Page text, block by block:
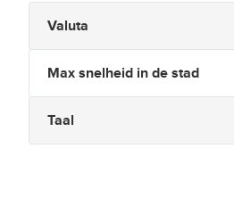
Valuta
Max snelheid in de stad
Taal